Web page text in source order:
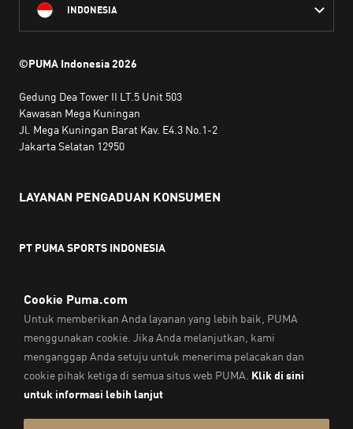
INDONESIA
©PUMA Indonesia2026
Gedung Dea Tower II LT.5 Unit 503
Kawasan Mega Kuningan
Jl. Mega Kuningan Barat Kav. E4.3 No.1-2
Jakarta Selatan 12950
LAYANAN PENGADUAN KONSUMEN
PT PUMA SPORTS INDONESIA
Email:service@sea.puma.com
Telepon:
+622130942720
DIREKTORAT JENDERAL PERLINDUNGAN KONSUMEN DAN
TERTIB NIAGA
KEMENTERIAN PERDAGANGAN
REPUBLIK INDONESIA | Telepon: 0853-1111-1010